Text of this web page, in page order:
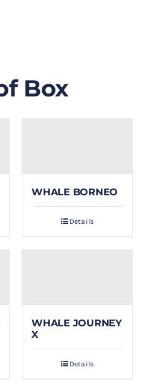
Box
WHALE BORNEO
Details
WHALE JOURNEY
X
Details